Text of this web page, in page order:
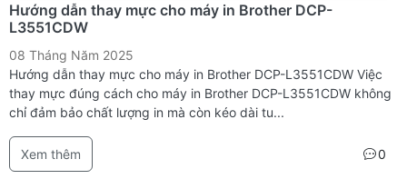
Hướng dẫn thay mực cho máy in Brother DCP-
L3551CDW
08 Tháng Năm 2025
Hướng dẫn thay mực cho máy in Brother DCP-L3551CDW Việc
thay mực đúng cách cho máy in Brother DCP-L3551CDW không
chỉ đảm bảo chất lượng in mà còn kéo dài tu...
Xem thêm 0